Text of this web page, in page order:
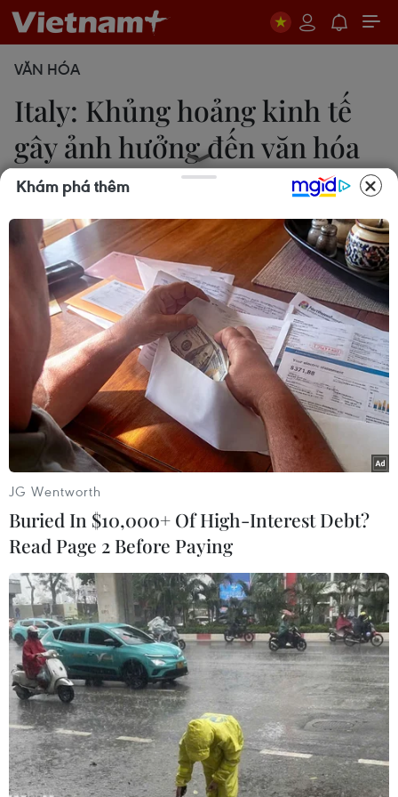
VĂN HÓA
Italy: Khủng hoảng kinh tế
gây ảnh hưởng đến văn hóa
đọc
Trương Anh Ngọc/Rome
10/09/2014 14:15
Theo điều tra của AC Nielsen về văn hóa đọc,
trong ba tháng Hè năm 2013, người dân nước này
ngày càng đọc sách ít đi.
Ảnh minh họa. (Nguồn: DAAD)
Khủng hoảng kinh tế khiến người Italy "thắt
lưng buộc bụng" và đi cùng với quá trình ấy là
cảm hứng cho văn hóa, nhất là văn hóa đọc
cũng vì thế mà giảm đi.
Khám phá thêm
JG Wentworth
Buried In $10,000+ Of High-Interest Debt?
Read Page 2 Before Paying